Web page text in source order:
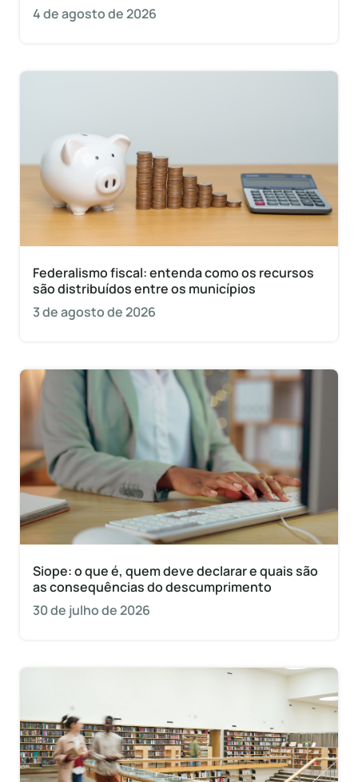
4 de agosto de 2026
Federalismo fiscal: entenda como os recursos
são distribuídos entre os municípios
3 de agosto de 2026
Siope: o que é, quem deve declarar e quais são
as consequências do descumprimento
30 de julho de 2026